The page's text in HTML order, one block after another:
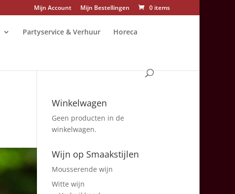
Mijn Account Mijn Bestellingen 0 items
Partyservice & Verhuur Horeca
Winkelwagen
Geen producten in de
winkelwagen.
Wijn op Smaakstijlen
Mousserende wijn
Witte wijn